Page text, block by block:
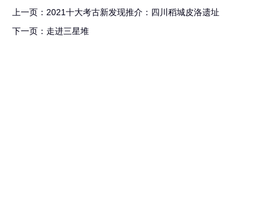
上一页：2021十大考古新发现推介：四川稻城皮洛遗址
下一页：走进三星堆